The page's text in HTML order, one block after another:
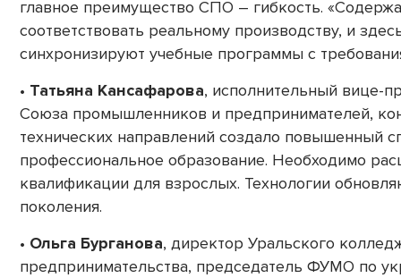
главное преимущество СПО – гибкость.
соответствовать реальному производству, и
синхронизируют учебные программы с
• Татьяна Кансафарова, исполнительный вице-
Союза промышленников и предпринимателей,
технических направлений создало повышенный
профессиональное образование. Необходимо
квалификации для взрослых. Технологии
поколения.
• Ольга Бурганова, директор Уральского
предпринимательства, председатель ФУМО по